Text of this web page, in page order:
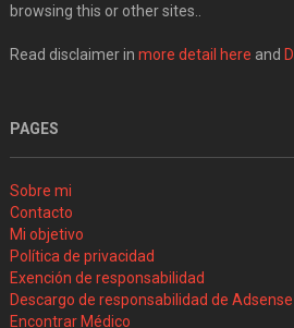
browsing this or other sites..
Read disclaimer in more detail here and
PAGES
Sobre mi
Contacto
Mi objetivo
Política de privacidad
Exención de responsabilidad
Descargo de responsabilidad de Adsense
Encontrar Médico